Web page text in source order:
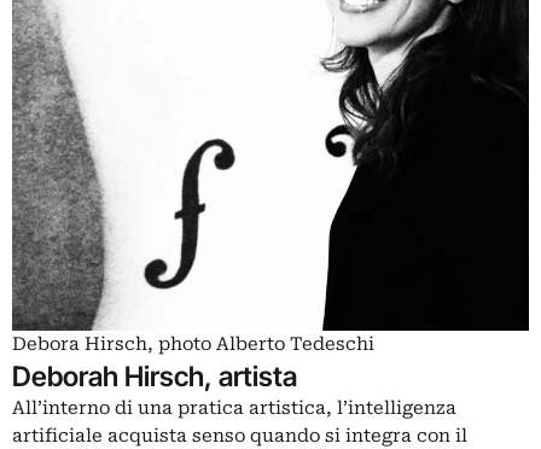
Debora Hirsch, photo Alberto Tedeschi
Deborah Hirsch, artista
All’interno di una pratica artistica, l’intelligenza
artificiale acquista senso quando si integra con il